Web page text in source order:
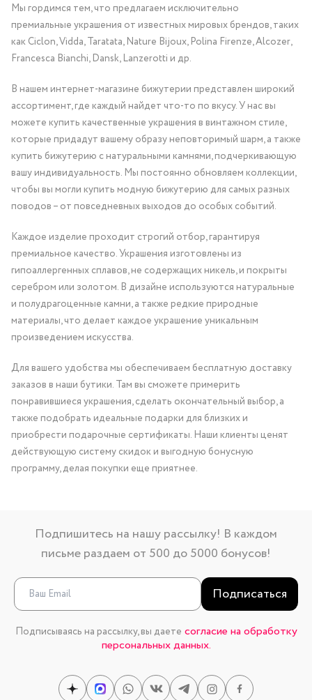
Мы гордимся тем, что предлагаем исключительно
премиальные украшения от известных мировых брендов, таких
как Ciclon, Vidda, Taratata, Nature Bijoux, Polina Firenze, Alcozer,
Francesca Bianchi, Dansk, Lanzerotti и др.
В нашем интернет-магазине бижутерии представлен широкий
ассортимент, где каждый найдет что-то по вкусу. У нас вы
можете купить качественные украшения в винтажном стиле,
которые придадут вашему образу неповторимый шарм, а также
купить бижутерию с натуральными камнями, подчеркивающую
вашу индивидуальность. Мы постоянно обновляем коллекции,
чтобы вы могли купить модную бижутерию для самых разных
поводов – от повседневных выходов до особых событий.
Каждое изделие проходит строгий отбор, гарантируя
премиальное качество. Украшения изготовлены из
гипоаллергенных сплавов, не содержащих никель, и покрыты
серебром или золотом. В дизайне используются натуральные
и полудрагоценные камни, а также редкие природные
материалы, что делает каждое украшение уникальным
произведением искусства.
Для вашего удобства мы обеспечиваем бесплатную доставку
заказов в наши бутики. Там вы сможете примерить
понравившиеся украшения, сделать окончательный выбор, а
также подобрать идеальные подарки для близких и
приобрести подарочные сертификаты. Наши клиенты ценят
действующую систему скидок и выгодную бонусную
программу, делая покупки еще приятнее.
Подпишитесь на нашу рассылку! В каждом
письме раздаем от 500 до 5000 бонусов!
Подписаться
Подписываясь на рассылку, вы даете согласие на обработку
персональных данных.